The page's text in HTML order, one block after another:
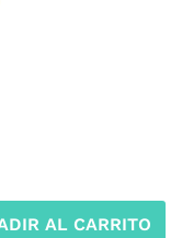
AL CARRITO